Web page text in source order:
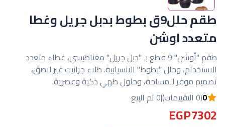
طقم حلل9ق بطوط بدبل جريل وغطا
متعدد اوشن
طقم "أوشن" 9 قطع بـ "دبل جريل" مغناطيسي، غطاء متعدد
الاستخدام، وحلل "بطوط" الانسيابية. طلاء جرانيت غير لاصق،
تصميم موفر للمساحة، وحلول طهي ذكية وعصرية.
0(0 التقييمات) |0 تم البيع
EGP7302